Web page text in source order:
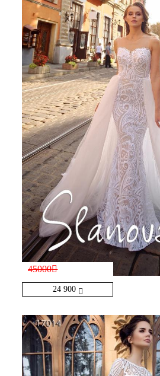
24 900
45000